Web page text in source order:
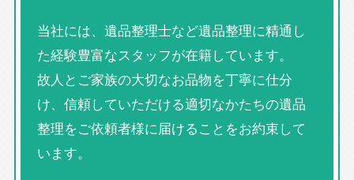
当社には、遺品整理士など遺品整理に精通し
た経験豊富なスタッフが在籍しています。
故人とご家族の大切なお品物を丁寧に仕分
け、信頼していただける適切なかたちの遺品
整理をご依頼者様に届けることをお約束して
います。